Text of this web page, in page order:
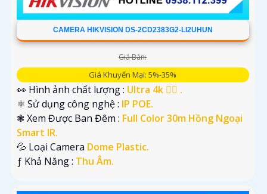
CAMERA HIKVISION DS-2CD2383G2-LI2UHUN
Giá Bán:
Giá Khuyến Mại: 5%-35%
👀 Hình ảnh chất lượng : Ultra 4k 👍🏾 .
⚛️ Sử dụng công nghệ : IP POE.
❃ Xem Được Ban Đêm : Full Color 30m Hồng Ngoại
Smart IR.
💦 Loại Camera Dome Plastic.
️ƒ Khả Năng : Thu Âm.